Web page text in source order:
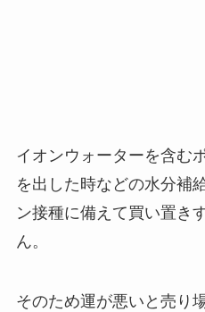
イオンウォーターを含む
を出した時などの水分補
ン接種に備えて買い置き
ん。
そのため運が悪いと売り